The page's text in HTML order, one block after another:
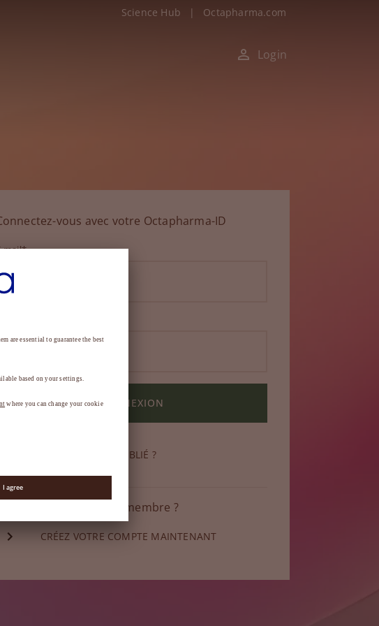
Science Hub | Octapharma.com
Login
vous avec votre Octapharma-ID
mail*
CONNEXION
MOT DE PASSE OUBLIÉ ?
Vous n'êtes pas encore membre ?
CRÉEZ VOTRE COMPTE MAINTENANT